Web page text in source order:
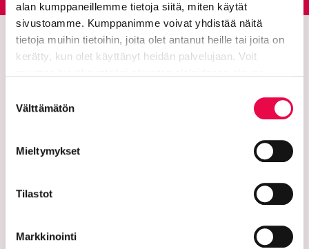
alan kumppaneillemme tietoja siitä, miten käytät
sivustoamme. Kumppanimme voivat yhdistää näitä
tietoja muihin tietoihin, joita olet antanut heille tai joita on
kerätty, kun olet käyttänyt heidän palvelujaan. Voit
valinta
Välttämätön
Mieltymykset
Tilastot
Markkinointi
Riihimäen kaupunki
Vaihde: 019 758 4000